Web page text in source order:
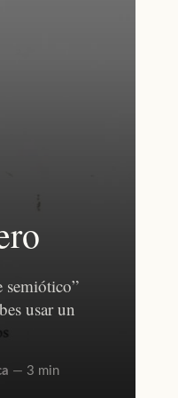
semiótico”
usar un
3 min